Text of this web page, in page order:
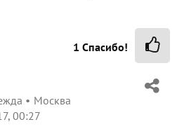
1 Спасибо!
Москва
00:27